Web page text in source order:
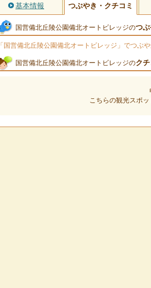
基本情報 つぶやき・クチコミ
国営備北丘陵公園備北オートビレッジのつぶ
「国営備北丘陵公園備北オートビレッジ」でつぶ
国営備北丘陵公園備北オートビレッジのクチ
こちらの観光スポッ